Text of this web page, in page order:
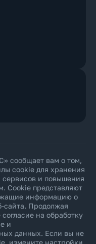
сообщает вам о том,
cookie для хранения
и повышения
Cookie представляют
информацию о
сайта. Продолжая
на обработку
и
данных. Если вы не
измените настройки